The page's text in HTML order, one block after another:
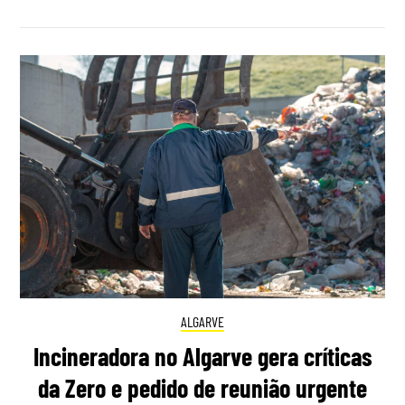
ALGARVE
Incineradora no Algarve gera críticas
da Zero e pedido de reunião urgente